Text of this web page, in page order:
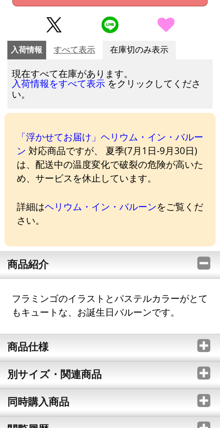
入荷情報 すべて表示 在庫切のみ表示
現在すべて在庫があります。
入荷情報をすべて表示 をクリックしてくださ
い。
「浮かせてお届け」ヘリウム・イン・バルー
ン 対応商品ですが、 夏季(7月1日-9月30日)
は、配送中の温度変化で破裂の危険が高いた
め、サービスを休止しています。
詳細はヘリウム・イン・バルーンをご覧くだ
さい。
商品紹介
フラミンゴのイラストとパステルカラーがとて
もキュートな、お誕生日バルーンです。
商品仕様
別サイズ・関連商品
同時購入商品